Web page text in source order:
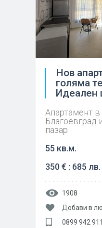
Нов
голяма
Идеален
Апартамент
Благоевград
пазар
55 кв.м.
350 € : 685 лв.
1908
Добави в
0899 942